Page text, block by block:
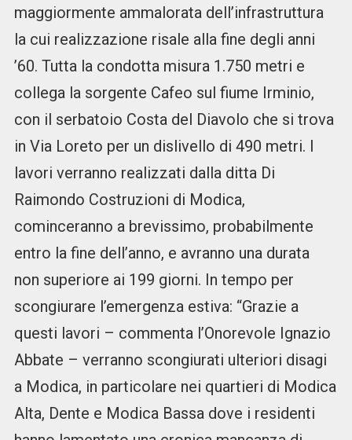
maggiormente ammalorata dell’infrastruttura
la cui realizzazione risale alla fine degli anni
’60. Tutta la condotta misura 1.750 metri e
collega la sorgente Cafeo sul fiume Irminio,
con il serbatoio Costa del Diavolo che si trova
in Via Loreto per un dislivello di 490 metri. I
lavori verranno realizzati dalla ditta Di
Raimondo Costruzioni di Modica,
cominceranno a brevissimo, probabilmente
entro la fine dell’anno, e avranno una durata
non superiore ai 199 giorni. In tempo per
scongiurare l’emergenza estiva: “Grazie a
questi lavori – commenta l’Onorevole Ignazio
Abbate – verranno scongiurati ulteriori disagi
a Modica, in particolare nei quartieri di Modica
Alta, Dente e Modica Bassa dove i residenti